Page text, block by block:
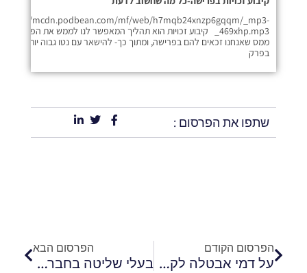
https://mcdn.podbean.com/mf/web/h7mqb24xnzp6gqqm/_mp3-
_469xhp.mp3 קיבוע זכויות הוא תהליך המאפשר לנו לממש את הפטורים
ממס שאנחנו זכאים להם בפרישה, ומתוך כך- להישאר עם נטו גבוה יותר ביד.
בפרק
שתפו את הפרסום :
הפרסום הקודם
על דמי אבטלה לקראת פרישה כאפשרות לפתרון פיננסי זמני
הפרסום הבא
בעלי שליטה בחברה? כך תדאגו לפנסיה שלכם.